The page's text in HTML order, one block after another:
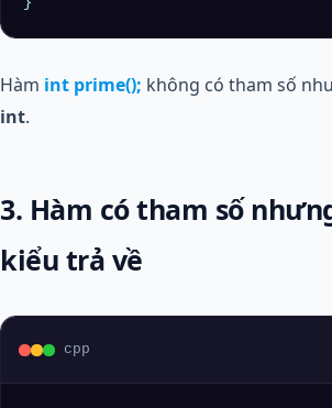
Hàm int prime(); không có tham số
int.
3. Hàm có tham số
kiểu trả về
cpp